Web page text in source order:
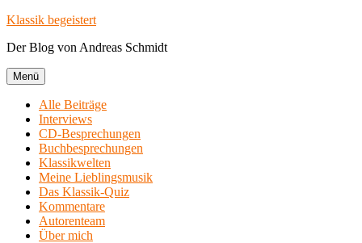
Zum
springen
Klassik begeistert
Der Blog von Andreas Schmidt
Menü
Alle Beiträge
Interviews
CD-Besprechungen
Buchbesprechungen
Klassikwelten
Meine Lieblingsmusik
Das Klassik-Quiz
Kommentare
Autorenteam
Über mich